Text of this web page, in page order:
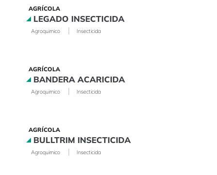
AGRÍCOLA
LEGADO INSECTICIDA
Agroquimico | Insecticida
AGRÍCOLA
BANDERA ACARICIDA
Agroquimico | Insecticida
AGRÍCOLA
BULLTRIM INSECTICIDA
Agroquimico | Insecticida